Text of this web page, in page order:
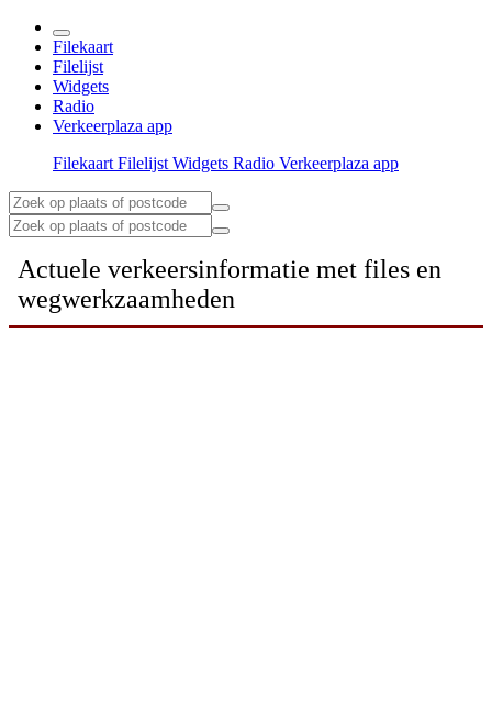
Filekaart
Filelijst
Widgets
Radio
Verkeerplaza app
Filekaart Filelijst Widgets Radio Verkeerplaza app
Actuele verkeersinformatie met files en
wegwerkzaamheden